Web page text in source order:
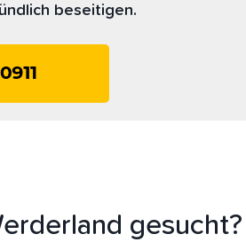
beseitigen.
gesucht?